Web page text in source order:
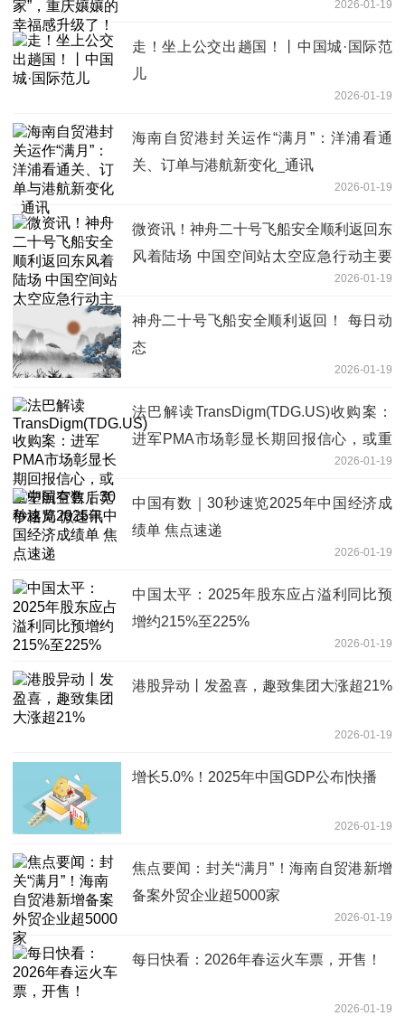
2026-01-19
走！坐上公交出趟国！丨中国城·国际范
儿
2026-01-19
海南自贸港封关运作“满月”：洋浦看通
关、订单与港航新变化_通讯
2026-01-19
微资讯！神舟二十号飞船安全顺利返回东
风着陆场 中国空间站太空应急行动主要
2026-01-19
神舟二十号飞船安全顺利返回！ 每日动
态
2026-01-19
法巴解读TransDigm(TDG.US)收购案：
进军PMA市场彰显长期回报信心，或重
2026-01-19
中国有数｜30秒速览2025年中国经济成
绩单 焦点速递
2026-01-19
中国太平：2025年股东应占溢利同比预
增约215%至225%
2026-01-19
港股异动丨发盈喜，趣致集团大涨超21%
2026-01-19
增长5.0%！2025年中国GDP公布|快播
2026-01-19
焦点要闻：封关“满月”！海南自贸港新增
备案外贸企业超5000家
2026-01-19
每日快看：2026年春运火车票，开售！
2026-01-19